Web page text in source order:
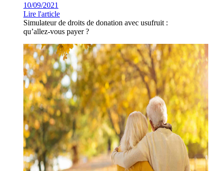
10/09/2021
Lire l'article
Simulateur de droits de donation avec usufruit :
qu’allez-vous payer ?